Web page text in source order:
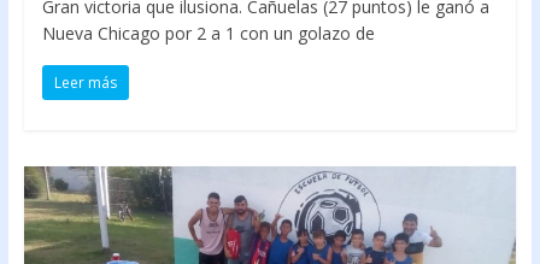
Gran victoria que ilusiona. Cañuelas (27 puntos) le ganó a
Nueva Chicago por 2 a 1 con un golazo de
Leer más